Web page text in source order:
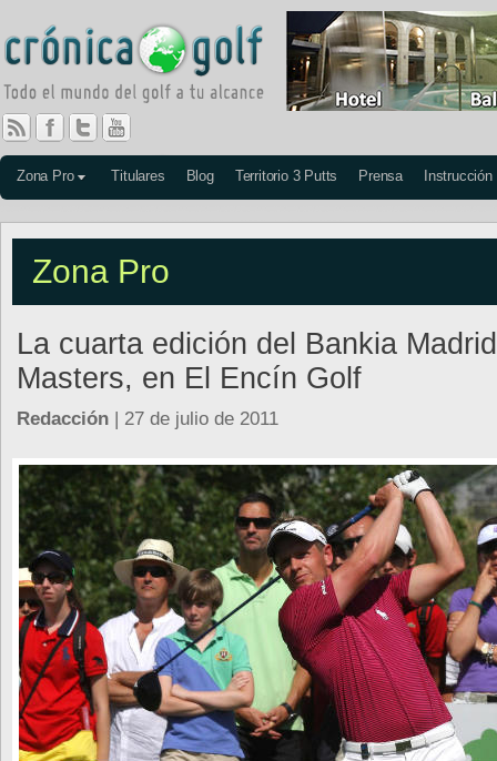
Zona Pro Titulares Blog Territorio 3 Putts Prensa Instrucción
Zona Pro
La cuarta edición del Bankia Madrid
Masters, en El Encín Golf
Redacción | 27 de julio de 2011